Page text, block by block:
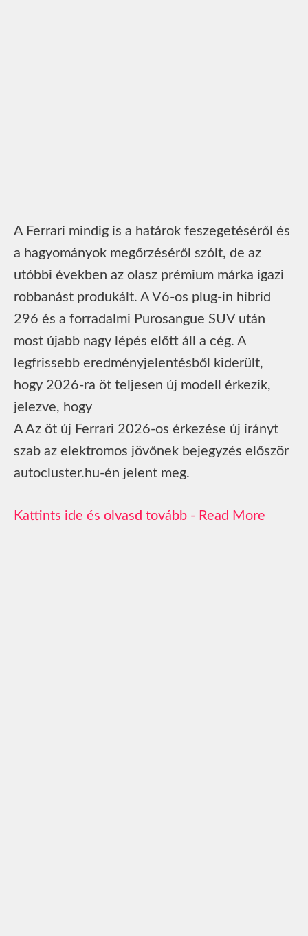
A Ferrari mindig is a határok feszegetéséről és
a hagyományok megőrzéséről szólt, de az
utóbbi években az olasz prémium márka igazi
robbanást produkált. A V6-os plug-in hibrid
296 és a forradalmi Purosangue SUV után
most újabb nagy lépés előtt áll a cég. A
legfrissebb eredményjelentésből kiderült,
hogy 2026-ra öt teljesen új modell érkezik,
jelezve, hogy
A Az öt új Ferrari 2026-os érkezése új irányt
szab az elektromos jövőnek bejegyzés először
autocluster.hu-én jelent meg.
Read More